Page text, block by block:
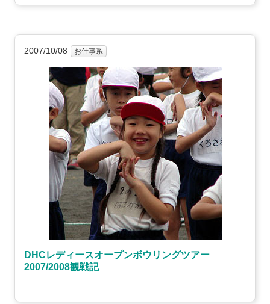
2007/10/08 お仕事系
DHCレディースオープンボウリングツアー
2007/2008観戦記